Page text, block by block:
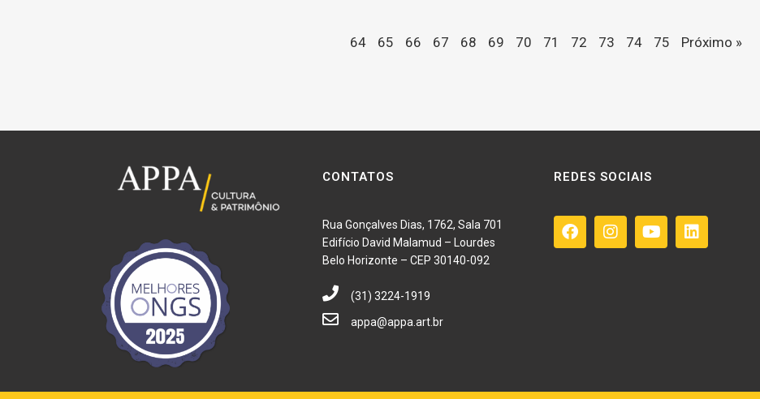
64 65 66 67 68 69 70 71 72 73 74 75 Próximo »
CONTATOS
Rua Gonçalves Dias, 1762, Sala 701
Edifício David Malamud – Lourdes
Belo Horizonte – CEP 30140-092
(31) 3224-1919
appa@appa.art.br
REDES SOCIAIS